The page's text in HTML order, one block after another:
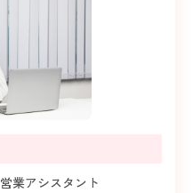
業アシスタント